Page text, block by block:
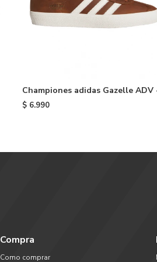
Championes adidas Gazelle ADV
Brown
$ 6.990
Compra
Como comprar